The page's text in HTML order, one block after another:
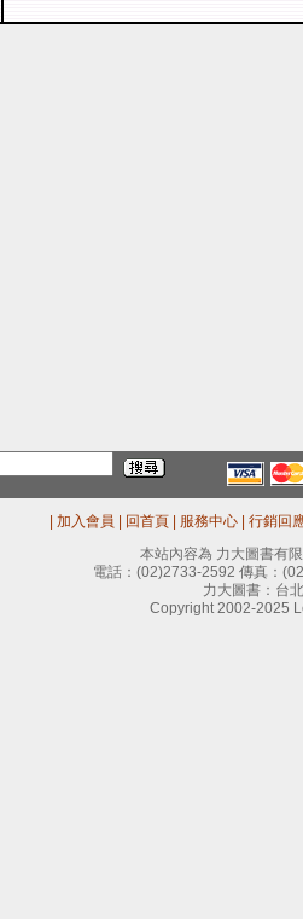
加入會員 回首頁 服務中心
行銷回
本站內容為 力大圖書有
電話： (02)2733-2592 傳真：
力大圖書：台
Copyright 2002-2025